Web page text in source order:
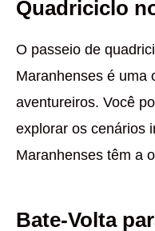
Quadriciclo
O passeio de
Maranhenses é uma
aventureiros. Você
explorar os cenários
Maranhenses têm a
Bate-Volta